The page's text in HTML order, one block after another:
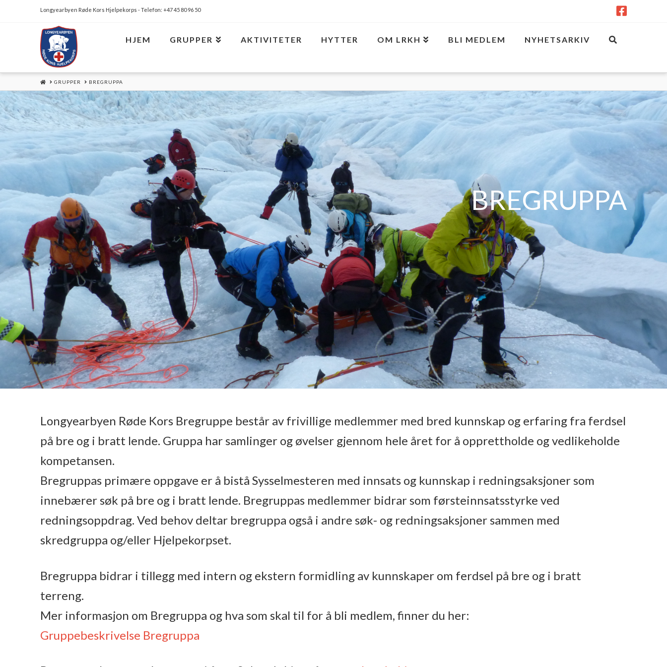
Longyearbyen Røde Kors Hjelpekorps - Telefon: +47 45 80 96 50
HJEM GRUPPER AKTIVITETER HYTTER OM LRKH BLI MEDLEM NYHETSARKIV
HOMEGRUPPER BREGRUPPA
BREGRUPPA
Longyearbyen Røde Kors Bregruppe består av frivillige medlemmer med bred kunnskap og erfaring fra ferdsel
på bre og i bratt lende. Gruppa har samlinger og øvelser gjennom hele året for å opprettholde og vedlikeholde
kompetansen.
Bregruppas primære oppgave er å bistå Sysselmesteren med innsats og kunnskap i redningsaksjoner som
innebærer søk på bre og i bratt lende. Bregruppas medlemmer bidrar som førsteinnsatsstyrke ved
redningsoppdrag. Ved behov deltar bregruppa også i andre søk- og redningsaksjoner sammen med
skredgruppa og/eller Hjelpekorpset.
Bregruppa bidrar i tillegg med intern og ekstern formidling av kunnskaper om ferdsel på bre og i bratt
terreng.
Mer informasjon om Bregruppa og hva som skal til for å bli medlem, finner du her:
Gruppebeskrivelse Bregruppa